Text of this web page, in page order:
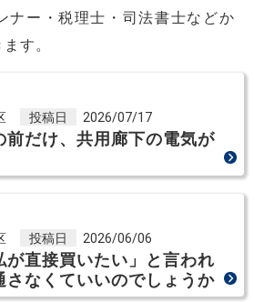
ナー・税理士・司法書士などか
す。
投稿日 2026/07/17
前だけ、共用廊下の電気が
投稿日 2026/06/06
が直接買いたい」と言われ
さなくていいのでしょうか